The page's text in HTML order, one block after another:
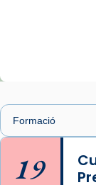
presidit
Santes de
🔗
📸 J. Merino
Photo
19